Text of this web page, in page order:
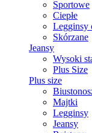
Sportowe
Ciepłe
Legginsy
Skórzane
Jeansy
Wysoki
Plus Size
Plus size
Majtki
Legginsy
Jeansy